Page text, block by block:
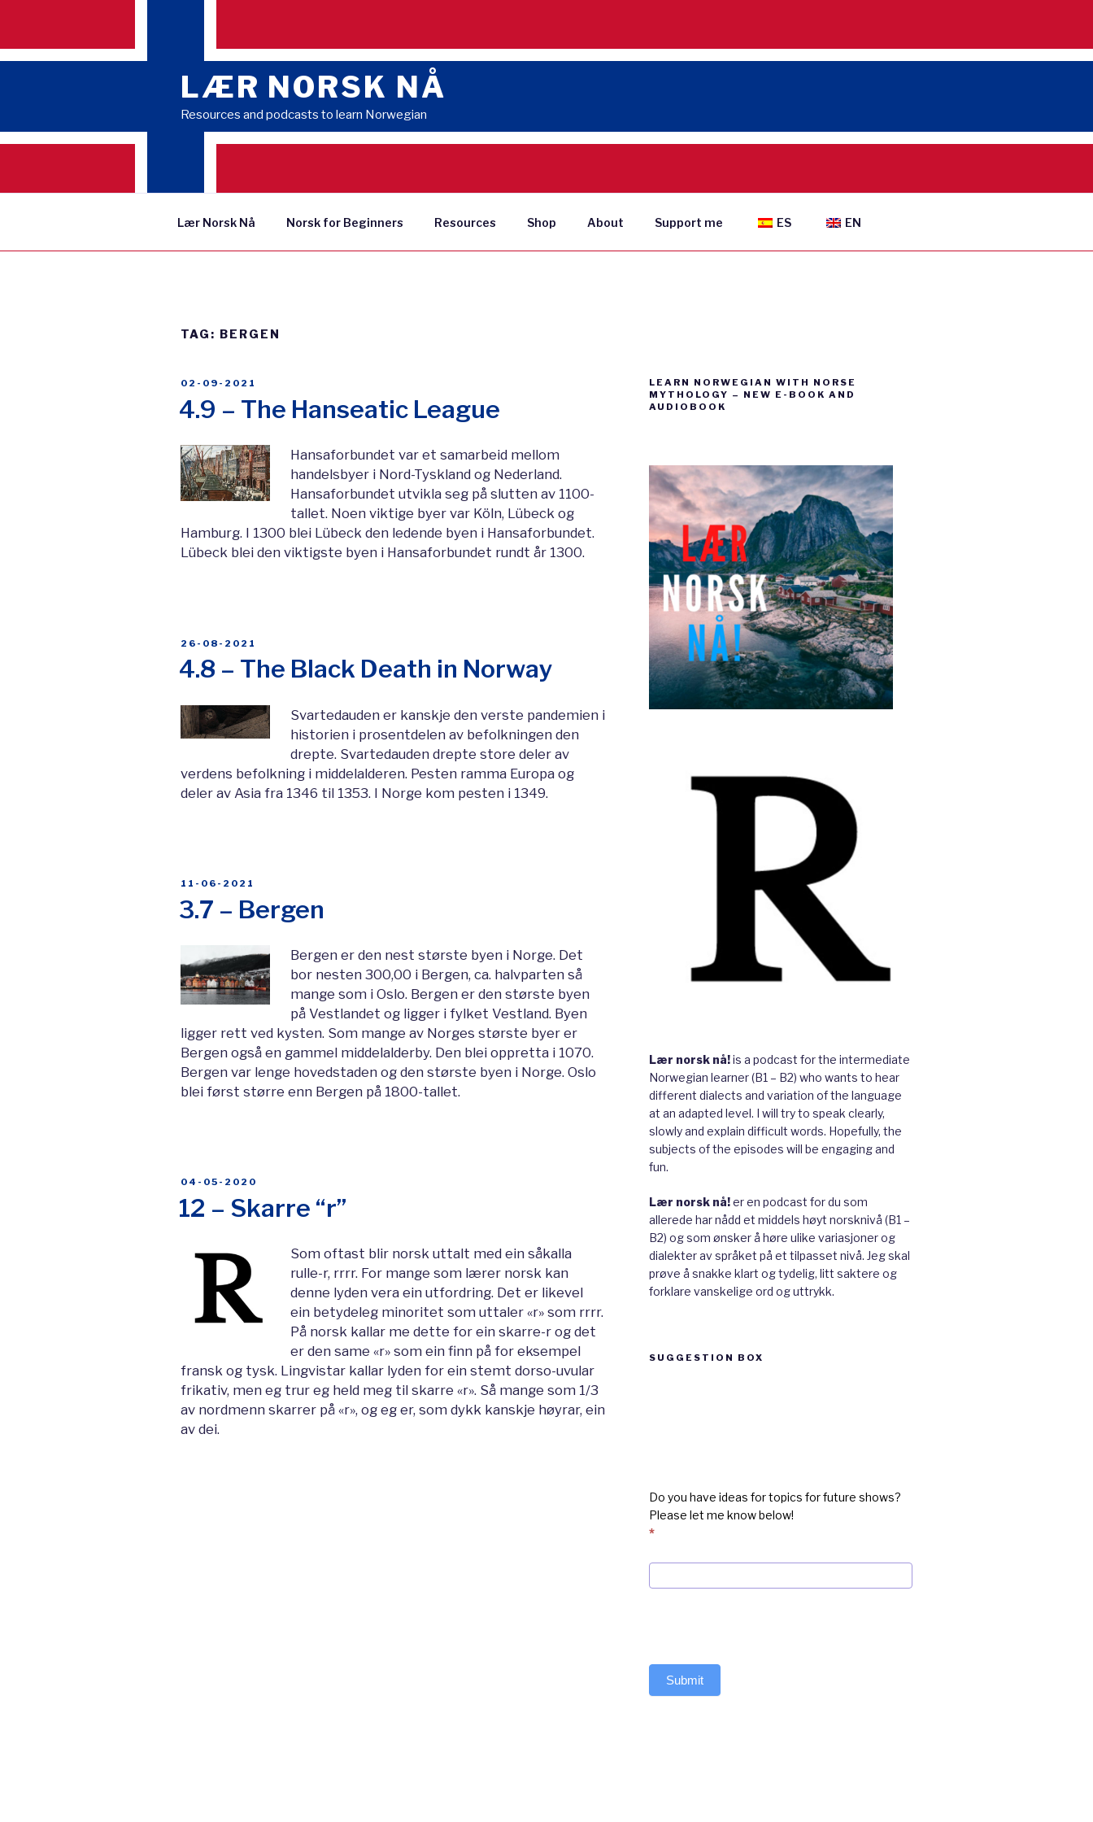
content
LÆR NORSK NÅ
Resources and podcasts to learn Norwegian
Lær Norsk Nå Norsk for Beginners Resources Shop About Support me ES EN
TAG: BERGEN
POSTED
02-09-2021
4.9 – The Hanseatic League
Hansaforbundet var et samarbeid mellom
handelsbyer i Nord-Tyskland og Nederland.
Hansaforbundet utvikla seg på slutten av 1100-
tallet. Noen viktige byer var Köln, Lübeck og
Hamburg. I 1300 blei Lübeck den ledende byen i Hansaforbundet.
Lübeck blei den viktigste byen i Hansaforbundet rundt år 1300.
POSTED
26-08-2021
4.8 – The Black Death in Norway
Svartedauden er kanskje den verste pandemien i
historien i prosentdelen av befolkningen den
drepte. Svartedauden drepte store deler av
verdens befolkning i middelalderen. Pesten ramma Europa og
deler av Asia fra 1346 til 1353. I Norge kom pesten i 1349.
POSTED
11-06-2021
3.7 – Bergen
Bergen er den nest største byen i Norge. Det
bor nesten 300,00 i Bergen, ca. halvparten så
mange som i Oslo. Bergen er den største byen
på Vestlandet og ligger i fylket Vestland. Byen
ligger rett ved kysten. Som mange av Norges største byer er
Bergen også en gammel middelalderby. Den blei oppretta i 1070.
Bergen var lenge hovedstaden og den største byen i Norge. Oslo
blei først større enn Bergen på 1800-tallet.
POSTED
04-05-2020
12 – Skarre “r”
Som oftast blir norsk uttalt med ein såkalla
rulle-r, rrrr. For mange som lærer norsk kan
denne lyden vera ein utfordring. Det er likevel
ein betydeleg minoritet som uttaler «r» som rrrr.
På norsk kallar me dette for ein skarre-r og det
er den same «r» som ein finn på for eksempel
fransk og tysk. Lingvistar kallar lyden for ein stemt dorso-uvular
frikativ, men eg trur eg held meg til skarre «r». Så mange som 1/3
av nordmenn skarrer på «r», og eg er, som dykk kanskje høyrar, ein
av dei.
LEARN NORWEGIAN WITH NORSE
MYTHOLOGY – NEW E-BOOK AND
AUDIOBOOK
Lær norsk nå!is a podcast for the intermediate
Norwegian learner (B1 – B2) who wants to hear
different dialects and variation of the language
at an adapted level. I will try to speak clearly,
slowly and explain difficult words. Hopefully, the
subjects of the episodes will be engaging and
fun.
Lær norsk nå!er en podcast for du som
allerede har nådd et middels høyt norsknivå (B1 –
B2) og som ønsker å høre ulike variasjoner og
dialekter av språket på et tilpasset nivå. Jeg skal
prøve å snakke klart og tydelig, litt saktere og
forklare vanskelige ord og uttrykk.
SUGGESTION BOX
Do you have ideas for topics for future shows?
Please let me know below!
*
Submit